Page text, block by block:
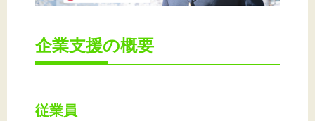
企業支援の概要
従業員